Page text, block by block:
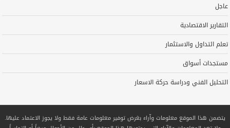
عاجل
التقارير الاقتصادية
تعلم التداول والاستثمار
مستجدات أسواق
التحليل الفني ودراسة حركة الاسعار
يتضمن هذا الموقع معلومات وآراء بغرض توفير معلومات عامة فقط ولا يجوز الاعتماد عليها.